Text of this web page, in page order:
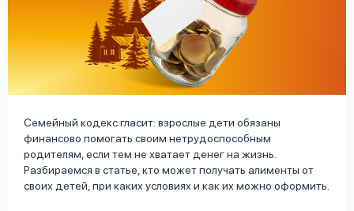
Семейный кодекс гласит: взрослые дети обязаны
финансово помогать своим нетрудоспособным
родителям, если тем не хватает денег на жизнь.
Разбираемся в статье, кто может получать алименты от
своих детей, при каких условиях и как их можно оформить.
Оформить заявку
вопрос
Ответы
данных